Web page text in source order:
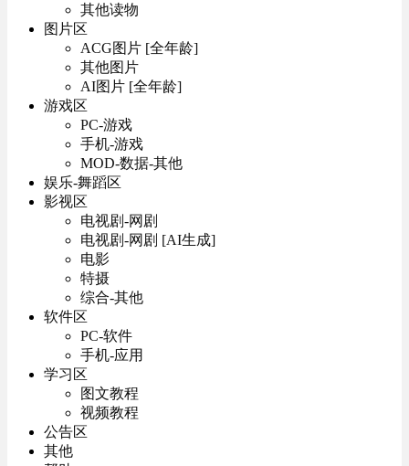
其他读物
图片区
ACG图片 [全年龄]
其他图片
AI图片 [全年龄]
游戏区
PC-游戏
手机-游戏
MOD-数据-其他
娱乐-舞蹈区
影视区
电视剧-网剧
电视剧-网剧 [AI生成]
电影
特摄
综合-其他
软件区
PC-软件
手机-应用
学习区
图文教程
视频教程
公告区
其他